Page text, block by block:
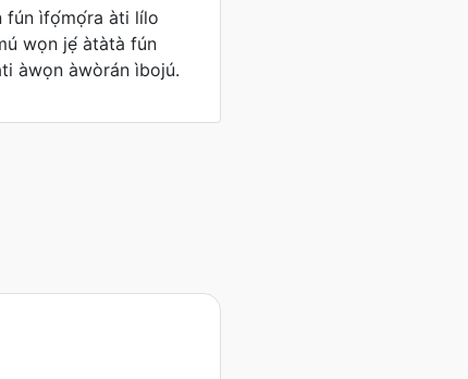
fún ìfọ́mọ́ra àti lílo
wọn jẹ́ àtàtà fún
àwọn àwòrán ìbojú.